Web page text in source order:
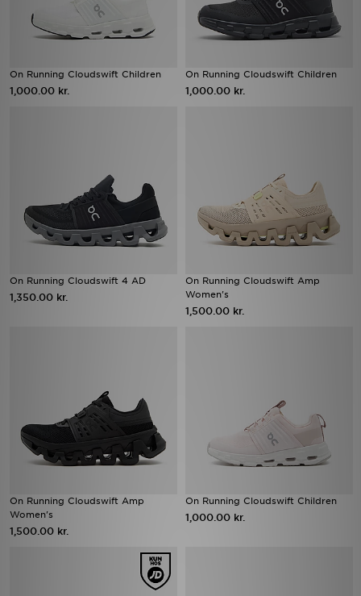
On Running Cloudswift Children
1,000.00 kr.
On Running Cloudswift Children
1,000.00 kr.
On Running Cloudswift 4 AD
1,350.00 kr.
On Running Cloudswift Amp
Women's
1,500.00 kr.
On Running Cloudswift Amp
Women's
1,500.00 kr.
On Running Cloudswift Children
1,000.00 kr.